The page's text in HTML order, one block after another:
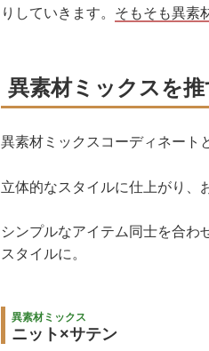
りしていきます。 そもそも異素
異素材ミックスを推
異素材ミックスコーディネート
立体的なスタイルに仕上がり、
シンプルなアイテム同士を合わ
スタイルに。
異素材ミックス
ニット×サテン